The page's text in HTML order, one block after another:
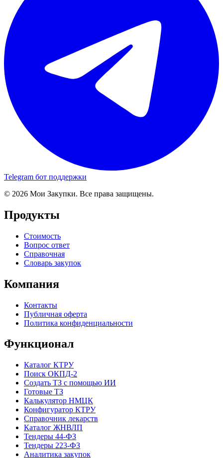
Telegram бот поддержки
© 2026 Мои Закупки. Все права защищены.
Продукты
Стоимость
Вопрос ответ
Справочная
Словарь закупок
Компания
Контакты
Публичная оферта
Политика конфиденциальности
Функционал
Каталог КТРУ
Поиск ОКПД-2
Создать ТЗ с помощью ИИ
Готовые ТЗ
Калькулятор НМЦК
Конфигуратор КТРУ
Справочник лекарств
Каталог ЖНВЛП
Тендеры 44-ФЗ
Тендеры 223-ФЗ
Аналитика закупок